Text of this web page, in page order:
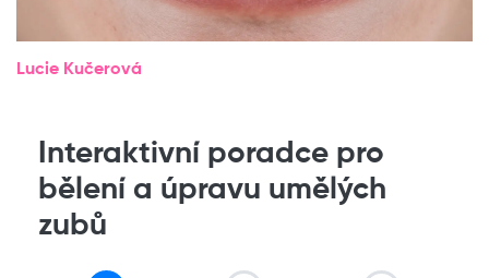
Lucie Kučerová
Interaktivní poradce pro
bělení a úpravu umělých
zubů